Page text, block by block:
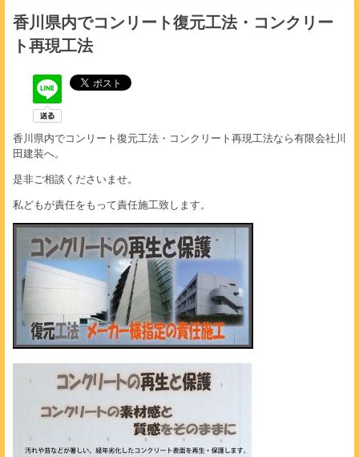
香川県内でコンリート復元工法・コンクリー
ト再現工法
香川県内でコンリート復元工法・コンクリート再現工法なら有限会社川
田建装へ。
是非ご相談くださいませ。
私どもが責任をもって責任施工致します。